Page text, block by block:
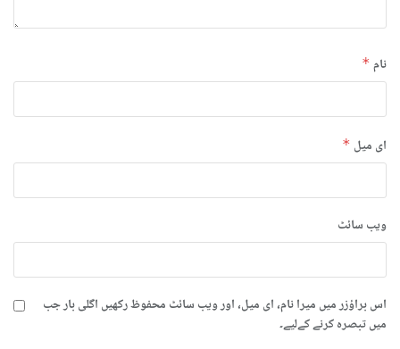
نام *
ای میل *
ویب‌ سائٹ
اس براؤزر میں میرا نام، ای میل، اور ویب سائٹ محفوظ رکھیں اگلی بار جب
میں تبصرہ کرنے کےلیے۔